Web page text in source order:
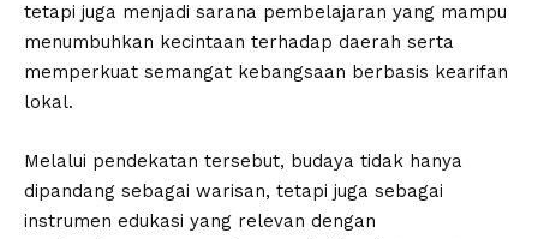
tetapi juga menjadi sarana pembelajaran yang mampu
menumbuhkan kecintaan terhadap daerah serta
memperkuat semangat kebangsaan berbasis kearifan
lokal.
Melalui pendekatan tersebut, budaya tidak hanya
dipandang sebagai warisan, tetapi juga sebagai
instrumen edukasi yang relevan dengan